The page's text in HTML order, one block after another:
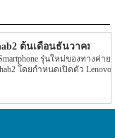
ต้นเดือนธันวาคมนี้
รุ่นใหม่ของทางค่าย
โดยกำหนดเปิดตัว Lenovo
Phab2 จะถูกเปิดตัว
นที่ 6 ธันวาคมที่จะถึงนี้เอง
ในงานเปิดตัว Lenovo Phab2
นวาคมที่จะถึงนี้นั้นแฟนๆ อาจ